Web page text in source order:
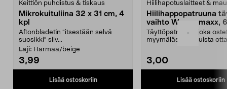
-
Keittiön puhdistus & tiskaus
Mikrokuituliina 32 x 31 cm, 4
kpl
Aftonbladetin "itsestään selvä
suosikki" siiv...
Laji: Harmaa/beige
3,99
Lisää ostoskoriin
Hiilihapotuslaitteet &
Hiilihappopatruuna
vaihto Wassermaxx,
Täyttöpatruuna, joka
myymälästä – muista
3,00
Lisää ostoskoriin